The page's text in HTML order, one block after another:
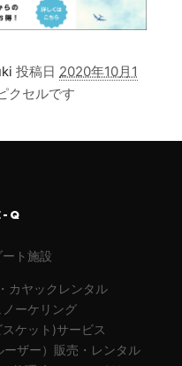
投稿日 2020年10月1
クセルです
Q
ト施設
カヤックレンタル
ーケリング
ケット)サービス
ザー）販売・レンタル